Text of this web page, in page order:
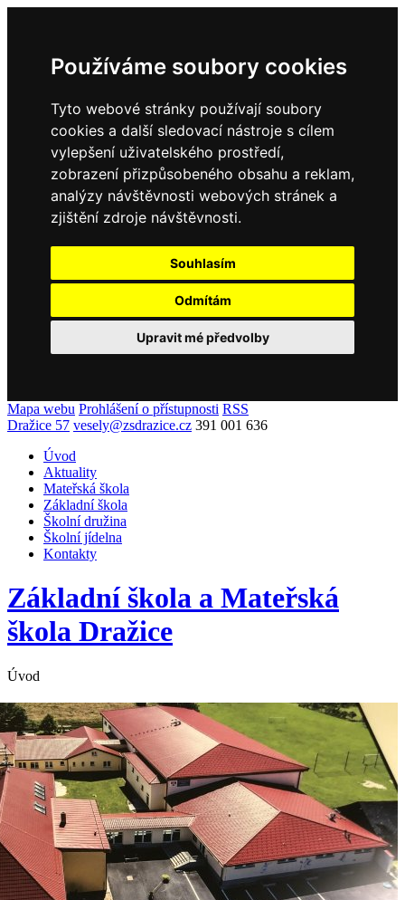
Používáme soubory cookies
Tyto webové stránky používají soubory
cookies a další sledovací nástroje s cílem
vylepšení uživatelského prostředí,
zobrazení přizpůsobeného obsahu a reklam,
analýzy návštěvnosti webových stránek a
zjištění zdroje návštěvnosti.
Souhlasím
Odmítám
Upravit mé předvolby
Mapa webu Prohlášení o přístupnosti RSS
Dražice 57 vesely@zsdrazice.cz 391 001 636
Úvod
Aktuality
Mateřská škola
Základní škola
Školní družina
Školní jídelna
Kontakty
Základní škola a Mateřská
škola Dražice
Úvod